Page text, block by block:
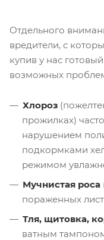
Отдельного
вредители, с
купив у нас
возможных
Хлороз
прожилках)
нарушением
подкормками
режимом
Мучнистая роса
пораженных
Тля, щитовка,
ватным